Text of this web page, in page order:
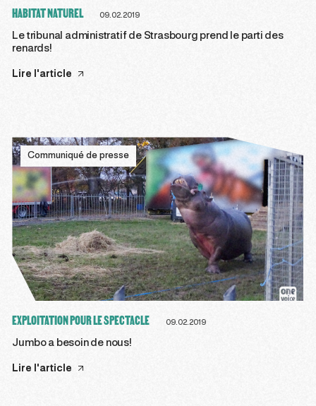
HABITAT NATUREL 09.02.2019
Le tribunal administratif de Strasbourg prend le parti des
renards!
Lire l'article
Communiqué de presse
EXPLOITATION POUR LE SPECTACLE 09.02.2019
Jumbo a besoin de nous!
Lire l'article